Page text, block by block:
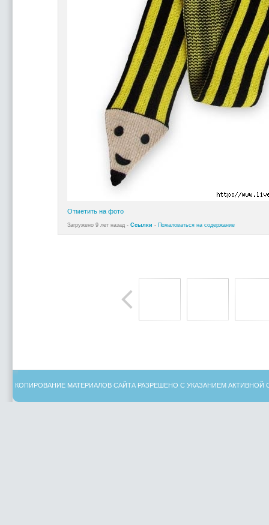
Отметить на фото
Загружено 9 лет назад - Ссылки - Пожаловаться на содержание
КОПИРОВАНИЕ МАТЕРИАЛОВ САЙТА РАЗРЕШЕНО С УКАЗАНИЕМ АКТИВНОЙ